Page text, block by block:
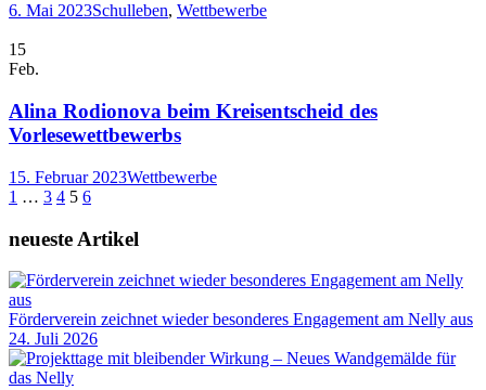
6. Mai 2023Schulleben, Wettbewerbe
15
Feb.
Alina Rodionova beim Kreisentscheid des
Vorlesewettbewerbs
15. Februar 2023Wettbewerbe
1 … 3 4 5 6
neueste Artikel
Förderverein zeichnet wieder besonderes Engagement am Nelly aus
24. Juli 2026